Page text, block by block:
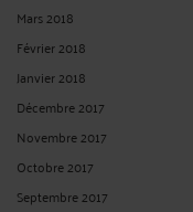
Mars 2018
Février 2018
Janvier 2018
Décembre 2017
Novembre 2017
Octobre 2017
Septembre 2017